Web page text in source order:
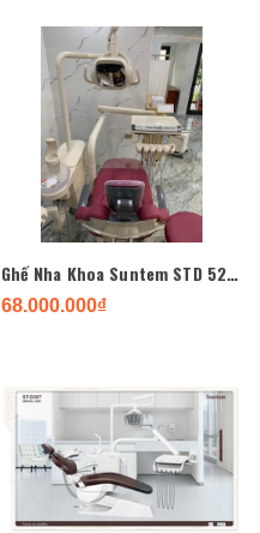
Ghế Nha Khoa Suntem STD 520 đệm may
68.000.000₫